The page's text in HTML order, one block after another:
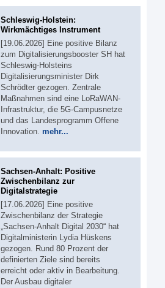
Schleswig-Holstein:
Wirkmächtiges Instrument
[19.06.2026] Eine positive Bilanz
zum Digitalisierungsbooster SH hat
Schleswig-Holsteins
Digitalisierungsminister Dirk
Schrödter gezogen. Zentrale
Maßnahmen sind eine LoRaWAN-
Infrastruktur, die 5G-Campusnetze
und das Landesprogramm Offene
Innovation. mehr...
Sachsen-Anhalt: Positive
Zwischenbilanz zur
Digitalstrategie
[17.06.2026] Eine positive
Zwischenbilanz der Strategie
„Sachsen-Anhalt Digital 2030“ hat
Digitalministerin Lydia Hüskens
gezogen. Rund 80 Prozent der
definierten Ziele sind bereits
erreicht oder aktiv in Bearbeitung.
Der Ausbau digitaler